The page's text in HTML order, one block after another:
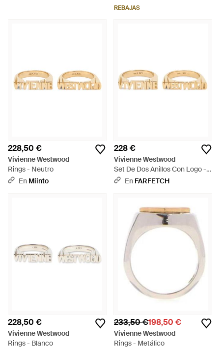
REBAJAS
228,50 €
Vivienne Westwood
Rings - Neutro
En Miinto
228 €
Vivienne Westwood
Set De Dos Anillos Con Logo -
Neutro
En FARFETCH
228,50 €
Vivienne Westwood
Rings - Blanco
233,50 €198,50 €
Vivienne Westwood
Rings - Metálico